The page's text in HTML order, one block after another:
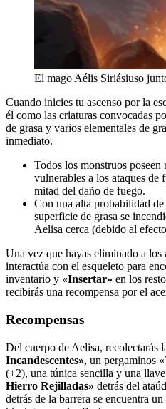
El mago Aélis Siriásiuso
Cuando inicies tu ascenso por la
él como las criaturas convocadas
de grasa y varios elementales de
inmediato.
Todos los monstruos poseen
vulnerables a los ataques de
mitad del daño de fuego.
Con una alta probabilidad
superficie de grasa se
Aelisa cerca (debido al
Una vez que hayas eliminado a los
interactúa con el esqueleto para
inventario y «Insertar» en los
recibirás una recompensa por el
Recompensas
Del cuerpo de Aelisa, recolectarás
Incandescentes», un pergaminos
(+2), una túnica sencilla y una
Hierro Rejilladas» detrás del
detrás de la barrera se encuentra